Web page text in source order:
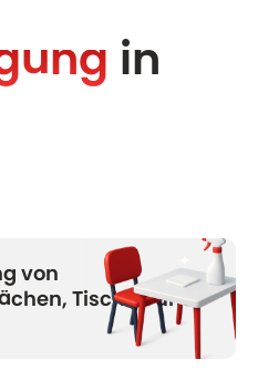
in
von
Tischen und